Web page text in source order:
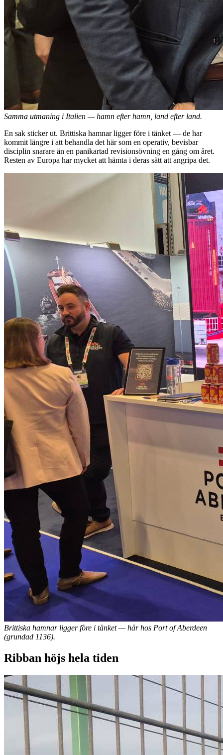
Samma utmaning i Italien — hamn efter hamn, land efter land.
En sak sticker ut. Brittiska hamnar ligger före i tänket — de har
kommit längre i att behandla det här som en operativ, bevisbar
disciplin snarare än en panikartad revisionsövning en gång om året.
Resten av Europa har mycket att hämta i deras sätt att angripa det.
Brittiska hamnar ligger före i tänket — här hos Port of Aberdeen
(grundad 1136).
Ribban höjs hela tiden